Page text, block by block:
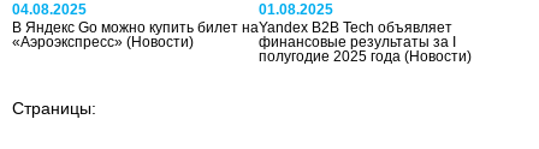
04.08.2025
В Яндекс Go можно купить билет на
«Аэроэкспресс» (Новости)
01.08.2025
Yandex B2B Tech объявляет
финансовые результаты за I
полугодие 2025 года(Новости)
Страницы: